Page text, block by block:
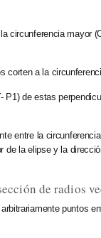
circunferencia mayor
corten a la
de estas
entre la
de la elipse y la
de radios
puntos